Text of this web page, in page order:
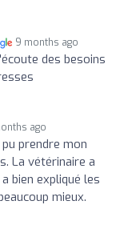
9 months ago
des besoins
ago
prendre mon
La vétérinaire a
bien expliqué les
mieux.